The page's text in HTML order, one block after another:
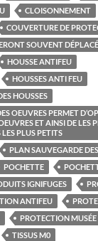
CLOISONNEMENT
COUVERTURE DE
SOUVENT
HOUSSE ANTIFEU
HOUSSES ANTI FEU
HOUSSES
OEUVRES PERMET
ET AINSI DE LES
LES PLUS PETITS
PLAN SAUVEGARDE
POCHETTE
IGNIFUGES
ANTIFEU
PROTECTION MUSÉE
TISSUS M0